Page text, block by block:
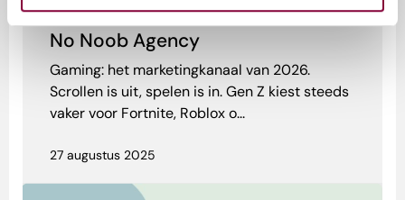
Online webinar voor marketeers –
No Noob Agency
Gaming: het marketingkanaal van 2026.
Scrollen is uit, spelen is in. Gen Z kiest steeds
vaker voor Fortnite, Roblox o...
27 augustus 2025